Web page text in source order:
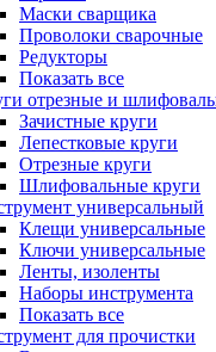
Маски сварщика
Проволоки сварочные
Редукторы
Показать все
отрезные и
Зачистные круги
Лепестковые круги
Отрезные круги
Шлифовальные круги
универсальный
Клещи универсальные
Ключи универсальные
Ленты, изоленты
Наборы инструмента
Показать все
для прочистки